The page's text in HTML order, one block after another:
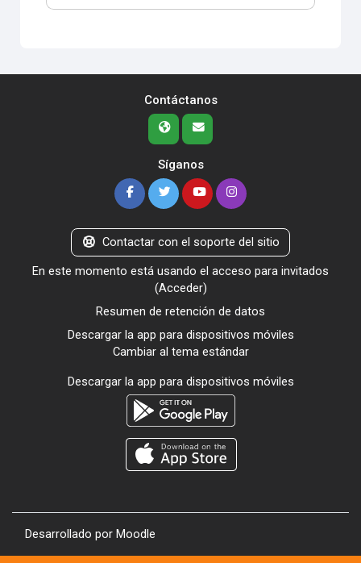
Contáctanos
Síganos
Contactar con el soporte del sitio
En este momento está usando el acceso para invitados
(Acceder)
Resumen de retención de datos
Descargar la app para dispositivos móviles
Cambiar al tema estándar
Descargar la app para dispositivos móviles
Desarrollado por Moodle